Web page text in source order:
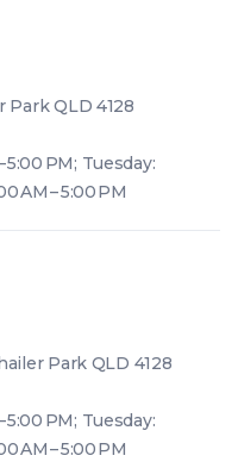
Park QLD 4128
PM; Tuesday:
AM – 5:00 PM
Park QLD 4128
PM; Tuesday:
AM – 5:00 PM